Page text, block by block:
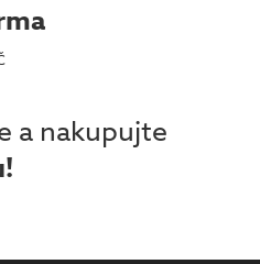
a nakupujte